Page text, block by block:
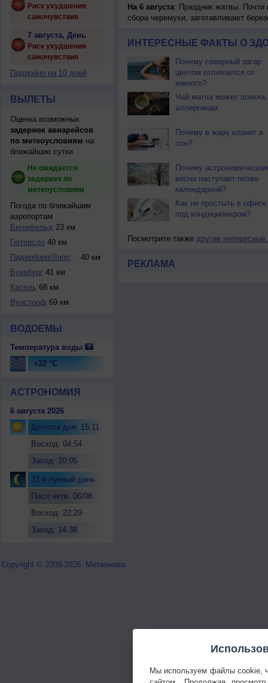
Риск ухудшения
самочувствия
7 августа, День
Риск ухудшения
самочувствия
Подробно на 10 дней
ВЫЛЕТЫ
Оценка возможных
задержек авиарейсов
по метеоусловиям на
ближайшие сутки
Не ожидается
задержек по
метеоусловиям
Погода по ближайшим
аэропортам
Билефельд 23 км
Гютерсло40 км
Падерборн/Липпшта... 40 км
Букебург 41 км
Касель 68 км
Вунсторф 69 км
ВОДОЕМЫ
Температура воды
+22 °C
АСТРОНОМИЯ
6 августа 2026
Долгота дня: 15:11
Восход: 04:54
Заход: 20:05
23-й лунный день
Посл.четв. 06/08
Восход: 22:29
Заход: 14:38
На 6 августа: Праздник жатвы. Почти
сбора черемухи, заготавливают
ИНТЕРЕСНЫЕ ФАКТЫ О
Почему северный загар
цветом отличается от
южного?
Чай матча может помочь
аллергикам
Почему в жару клонит в
сон?
Почему астрономическая
весна наступает позже
календарной?
Как не простыть в офисе
под кондиционером?
Посмотрите также другие интересные
РЕКЛАМА
Copyright © 2009-2026, Метеонова
Мы используем файлы cookie,